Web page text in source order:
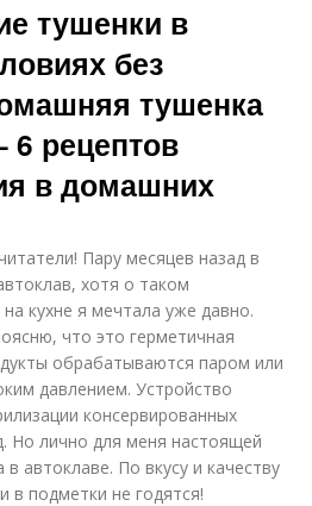
тушенки в
без
тушенка
6 рецептов
в домашних
Пару месяцев назад в
хотя о таком
кухне я мечтала уже давно.
что это герметичная
обрабатываются паром или
давлением. Устройство
консервированных
Но лично для меня настоящей
автоклаве. По вкусу и качеству
в подметки не годятся!